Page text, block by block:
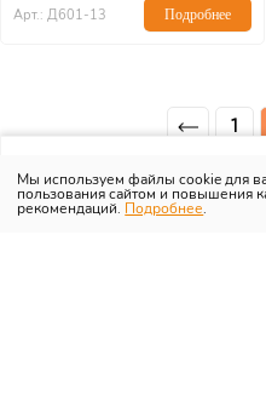
Арт.: Д601-13 Подробнее
1
ИЗБРАННОЕ ПРОФИЛЬ
Мы используем файлы cookie для
пользования сайтом и повышения
рекомендаций. Подробнее.